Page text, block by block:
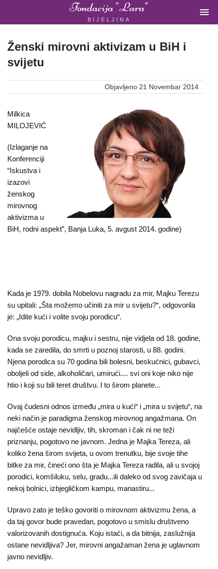
Fondacija "Lara"
BIJELJINA

ORGANIZACIJA
BIH
Fondacija
"Lara"
Bijeljina
Početna
O
nama
sa
ženskim
licem
Sigurna
kuća
Pravna
Antitrafiking
Kampanje
Dokumenti
Javni
English
Kontakt
Ženski mirovni aktivizam u BiH i
svijetu
Objavljeno 21 Novembar 2014
Milkica
MILOJEVIĆ
(Izlaganje na
Konferenciji
“Iskustva i
izazovi
ženskog
mirovnog
aktivizma u
BiH, rodni aspekt”, Banja Luka, 5. avgust 2014. godine)
Kada je 1979. dobila Nobelovu nagradu za mir, Majku Terezu
su upitali: „Šta možemo učiniti za mir u svijetu?“, odgovorila
je: „Idite kući i volite svoju porodicu“.
Ona svoju porodicu, majku i sestru, nije vidjela od 18. godine,
kada se zaredila, do smrti u poznoj starosti, u 88. godini.
Njena porodica su 70 godina bili bolesni, beskućnici, gubavci,
oboljeli od side, alkoholičari, umirući.... svi oni koje niko nije
htio i koji su bili teret društvu. I to širom planete...
Ovaj čudesni odnos između „mira u kući“ i „mira u svijetu“, na
neki način je paradigma ženskog mirovnog angažmana. On
najčešće ostaje nevidljiv, tih, skroman i čak ni ne teži
priznanju, pogotovo ne javnom. Jedna je Majka Tereza, ali
koliko žena širom svijeta, u ovom trenutku, bije svoje tihe
bitke za mir, čineći ono šta je Majka Tereza radila, ali u svojoj
porodici, komšiluku, selu, gradu...ili daleko od svog zavičaja u
nekoj bolnici, izbjegličkom kampu, manastiru...
Upravo zato je teško govoriti o mirovnom aktivizmu žena, a
da taj govor bude pravedan, pogotovo u smislu društveno
valorizovanih dostignuća. Koju istaći, a da bitnija, zaslužnija
ostane nevidljiva? Jer, mirovni angažaman žena je uglavnom
javno nevidljiv.